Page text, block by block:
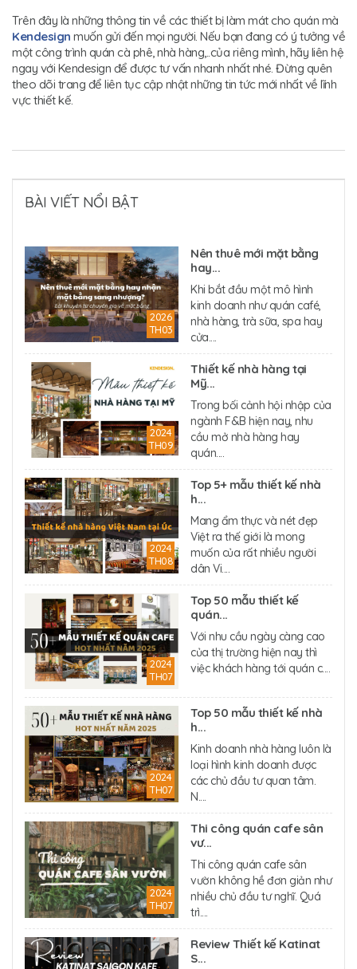
Trên đây là những thông tin về các thiết bị làm mát cho quán mà
Kendesign muốn gửi đến mọi người. Nếu bạn đang có ý tưởng về
một công trình quán cà phê, nhà hàng,..của riêng mình, hãy liên hệ
ngay với Kendesign để được tư vấn nhanh nhất nhé. Đừng quên
theo dõi trang để liên tục cập nhật những tin tức mới nhất về lĩnh
vực thiết kế.
BÀI VIẾT NỔI BẬT
2026
TH03
Nên thuê mới mặt bằng
hay...
Khi bắt đầu một mô hình
kinh doanh như quán café,
nhà hàng, trà sữa, spa hay
cửa....
2024
TH09
Thiết kế nhà hàng tại
Mỹ...
Trong bối cảnh hội nhập của
ngành F&B hiện nay, nhu
cầu mở nhà hàng hay
quán....
2024
TH08
Top 5+ mẫu thiết kế nhà
h...
Mang ẩm thực và nét đẹp
Việt ra thế giới là mong
muốn của rất nhiều người
dân Vi....
2024
TH07
Top 50 mẫu thiết kế
quán...
Với nhu cầu ngày càng cao
của thị trường hiện nay thì
việc khách hàng tới quán c....
2024
TH07
Top 50 mẫu thiết kế nhà
h...
Kinh doanh nhà hàng luôn là
loại hình kinh doanh được
các chủ đầu tư quan tâm.
N....
2024
TH07
Thi công quán cafe sân
vư...
Thi công quán cafe sân
vườn không hề đơn giản như
nhiều chủ đầu tư nghĩ. Quá
trì....
Review Thiết kế Katinat
S...